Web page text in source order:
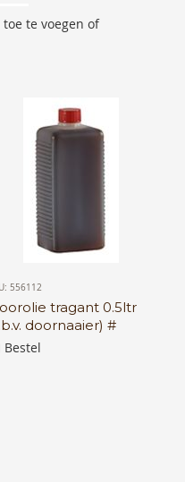
te voegen of
556112
tragant 0.5ltr
doornaaier) #
Bestel